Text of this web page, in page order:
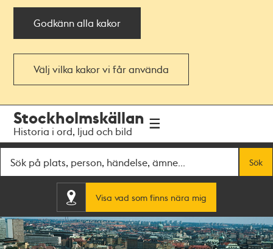
Godkänn alla kakor
Välj vilka kakor vi får använda
navigationen
huvudinnehållet
Stockholmskällan
Historia i ord, ljud och bild
Sök
Visa vad som finns nära mig